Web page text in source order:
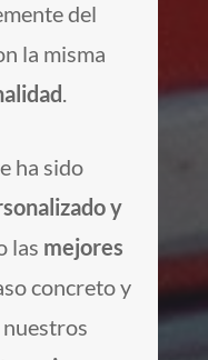
del
la misma
ha sido
y
las mejores
concreto y